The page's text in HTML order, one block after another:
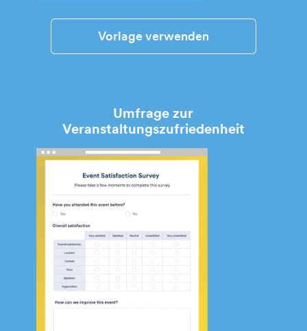
Vorlage verwenden
Umfrage zur
Veranstaltungszufriedenheit